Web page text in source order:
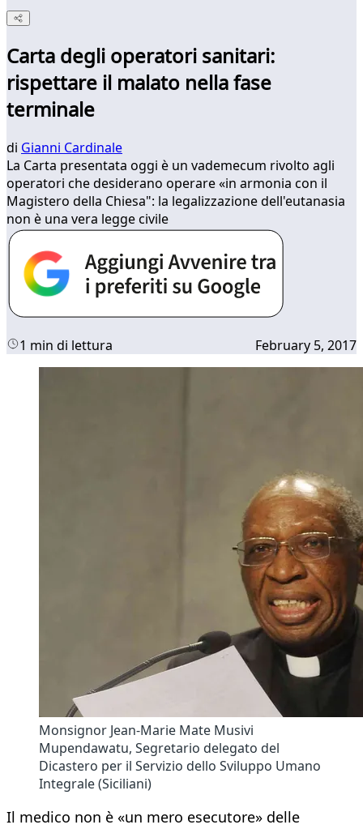
Carta degli operatori sanitari:
rispettare il malato nella fase
terminale
di Gianni Cardinale
La Carta presentata oggi è un vademecum rivolto agli
operatori che desiderano operare «in armonia con il
Magistero della Chiesa": la legalizzazione dell'eutanasia
non è una vera legge civile
1 min di lettura February 5, 2017
Monsignor Jean-Marie Mate Musivi
Mupendawatu, Segretario delegato del
Dicastero per il Servizio dello Sviluppo Umano
Integrale (Siciliani)
Il medico non è «un mero esecutore» delle